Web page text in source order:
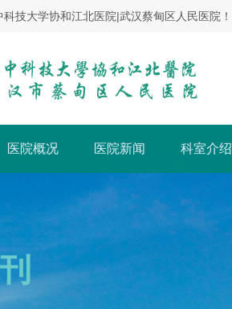
技大学协和江北医院|武汉蔡甸区人民医院！
医院概况 医院新闻 科室介绍